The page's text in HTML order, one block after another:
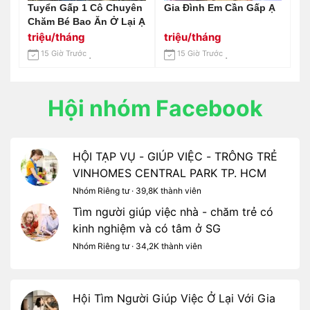
Tuyển Gấp 1 Cô Chuyên
Chăm Bé Bao Ăn Ở Lại Ạ
triệu/tháng
15 Giờ Trước
Gia Đình Em Cần Gấp Ạ
triệu/tháng
15 Giờ Trước
Hội nhóm Facebook
HỘI TẠP VỤ - GIÚP VIỆC - TRÔNG TRẺ
VINHOMES CENTRAL PARK TP. HCM
Nhóm Riêng tư · 39,8K thành viên
Tìm người giúp việc nhà - chăm trẻ có
kinh nghiệm và có tâm ở SG
Nhóm Riêng tư · 34,2K thành viên
Hội Tìm Người Giúp Việc Ở Lại Với Gia